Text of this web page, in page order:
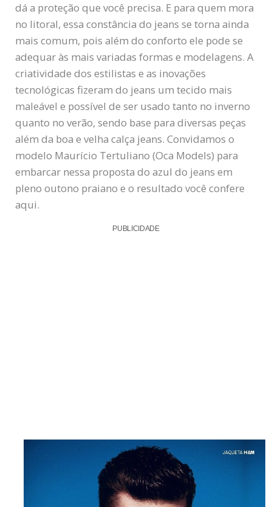
dá a proteção que você precisa. E para quem mora
no litoral, essa constância do jeans se torna ainda
mais comum, pois além do conforto ele pode se
adequar às mais variadas formas e modelagens. A
criatividade dos estilistas e as inovações
tecnológicas fizeram do jeans um tecido mais
maleável e possível de ser usado tanto no inverno
quanto no verão, sendo base para diversas peças
além da boa e velha calça jeans. Convidamos o
modelo Maurício Tertuliano (Oca Models) para
embarcar nessa proposta do azul do jeans em
pleno outono praiano e o resultado você confere
aqui.
PUBLICIDADE